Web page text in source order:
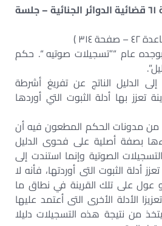
الطعن رقم ١٢٥٠٩ لسنة ٦١ قضائية الدوائر الجنائية – جلسة
عام “”تسجيلات صوتيه “. حكم
الدليل الناتج عن تفريغ أشرطة
تعزز بها أدلة الثبوت التي أوردها
من مدونات الحكم المطعون فيه أن
بصفة أصلية على فحوى الدليل
الصوتية وإنما استندت إلى
أدلة الثبوت التى أوردتها، فأنه لا
على تلك القرينة في نطاق ما
الأدلة الأخرى التى أعتمد عليها
من نتيجة هذه التسجيلات دليلا